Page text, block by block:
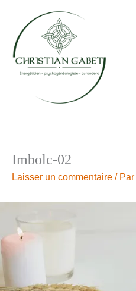
contenu
Imbolc-02
Laisser un commentaire / Par